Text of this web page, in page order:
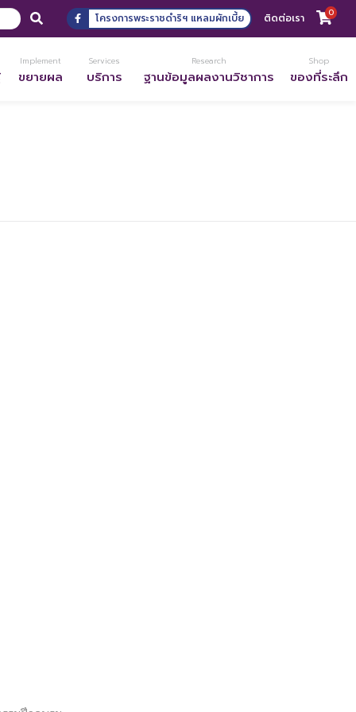
โครงการพระราชดำริฯ แหลมผักเบี้ย ติดต่อเรา 0
Implement
ขยายผล
Services
บริการ
Research
ฐานข้อมูลผลงานวิชาการ
Shop
ของที่ระลึก